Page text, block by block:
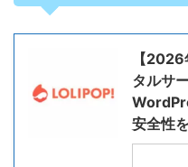
【
タルサ
安全性